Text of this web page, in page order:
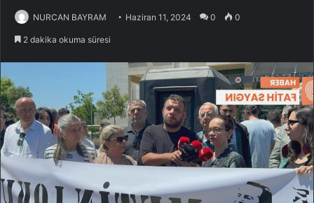
NURCAN BAYRAM Haziran 11, 2024 0 0
2 dakika okuma süresi